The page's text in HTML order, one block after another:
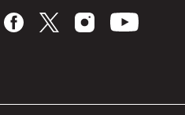
Utilizamos tecnologías como las cookies